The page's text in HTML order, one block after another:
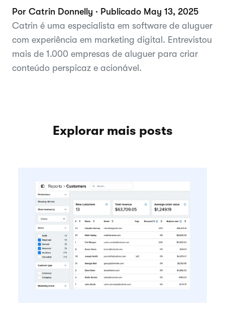
Por Catrin Donnelly · Publicado May 13, 2025
Catrin é uma especialista em software de aluguer
com experiência em marketing digital. Entrevistou
mais de 1.000 empresas de aluguer para criar
conteúdo perspicaz e acionável.
Explorar mais posts